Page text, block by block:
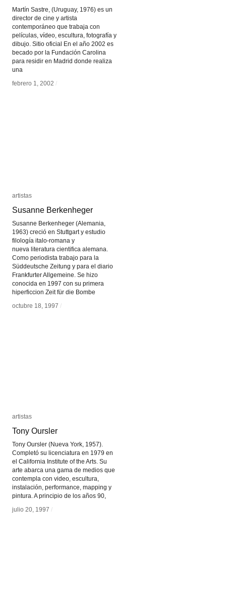
Martín Sastre, (Uruguay, 1976) es un
director de cine y artista
contemporáneo que trabaja con
películas, vídeo, escultura, fotografía y
dibujo. Sitio oficial En el año 2002 es
becado por la Fundación Carolina
para residir en Madrid donde realiza
una
febrero 1, 2002 /
febrero 1, 2002 /
artistas
Susanne Berkenheger
Susanne Berkenheger (Alemania,
1963) creció en Stuttgart y estudio
filología italo-romana y
nueva literatura cientifica alemana.
Como periodista trabajo para la
Süddeutsche Zeitung y para el diario
Frankfurter Allgemeine. Se hizo
conocida en 1997 con su primera
hiperficcion Zeit für die Bombe
octubre 18, 1997 /
artistas
Susanne Berkenheger
octubre 18, 1997 /
artistas
Tony Oursler
Tony Oursler (Nueva York, 1957).
Completó su licenciatura en 1979 en
el California Institute of the Arts. Su
arte abarca una gama de medios que
contempla con video, escultura,
instalación, performance, mapping y
pintura. A principio de los años 90,
julio 20, 1997 /
artistas
Tony Oursler
julio 20, 1997 /